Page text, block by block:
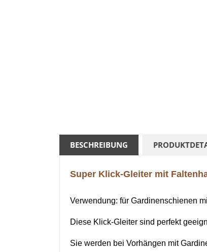
BESCHREIBUNG
Super Klick-Gleiter mit
Verwendung: für Gardinenschienen
Diese Klick-Gleiter sind perfekt
Sie werden bei Vorhängen mit